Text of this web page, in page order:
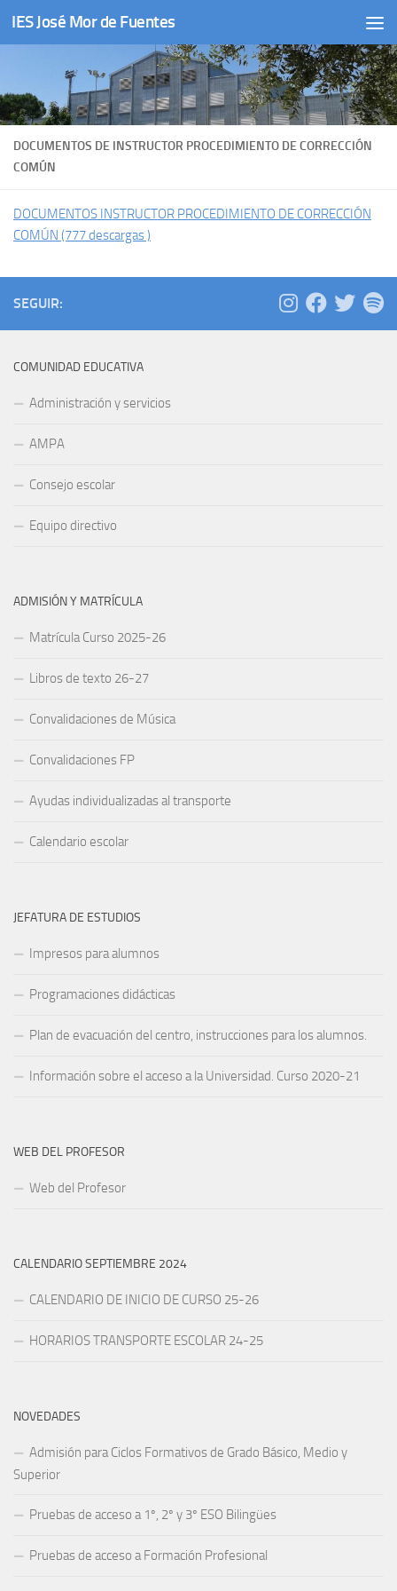
Saltar al contenido
IES José Mor de Fuentes
DOCUMENTOS DE INSTRUCTOR PROCEDIMIENTO DE CORRECCIÓN
COMÚN
DOCUMENTOS INSTRUCTOR PROCEDIMIENTO DE CORRECCIÓN
COMÚN (777 descargas )
SEGUIR:
COMUNIDAD EDUCATIVA
Administración y servicios
AMPA
Consejo escolar
Equipo directivo
ADMISIÓN Y MATRÍCULA
Matrícula Curso 2025-26
Libros de texto 26-27
Convalidaciones de Música
Convalidaciones FP
Ayudas individualizadas al transporte
Calendario escolar
JEFATURA DE ESTUDIOS
Impresos para alumnos
Programaciones didácticas
Plan de evacuación del centro, instrucciones para los alumnos.
Información sobre el acceso a la Universidad. Curso 2020-21
WEB DEL PROFESOR
Web del Profesor
CALENDARIO SEPTIEMBRE 2024
CALENDARIO DE INICIO DE CURSO 25-26
HORARIOS TRANSPORTE ESCOLAR 24-25
NOVEDADES
Admisión para Ciclos Formativos de Grado Básico, Medio y
Superior
Pruebas de acceso a 1º, 2º y 3º ESO Bilingües
Pruebas de acceso a Formación Profesional